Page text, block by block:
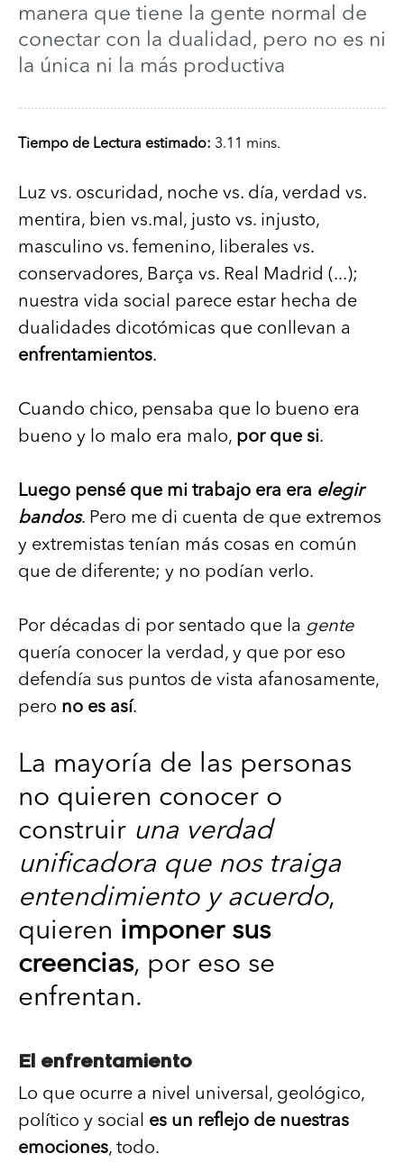
manera que tiene la gente normal de
conectar con la dualidad, pero no es ni
la única ni la más productiva
Tiempo de Lectura estimado: 3.11 mins.
Luz vs. oscuridad, noche vs. día, verdad vs.
mentira, bien vs.mal, justo vs. injusto,
masculino vs. femenino, liberales vs.
conservadores, Barça vs. Real Madrid (...);
nuestra vida social parece estar hecha de
dualidades dicotómicas que conllevan a
enfrentamientos.
Cuando chico, pensaba que lo bueno era
bueno y lo malo era malo, por que si.
Luego pensé que mi trabajo era era elegir
bandos. Pero me di cuenta de que extremos
y extremistas tenían más cosas en común
que de diferente; y no podían verlo.
Por décadas di por sentado que la gente
quería conocer la verdad, y que por eso
defendía sus puntos de vista afanosamente,
pero no es así.
La mayoría de las personas
no quieren conocer o
construir una verdad
unificadora que nos traiga
entendimiento y acuerdo,
quieren imponer sus
creencias, por eso se
enfrentan.
El enfrentamiento
Lo que ocurre a nivel universal, geológico,
político y social es un reflejo de nuestras
emociones, todo.